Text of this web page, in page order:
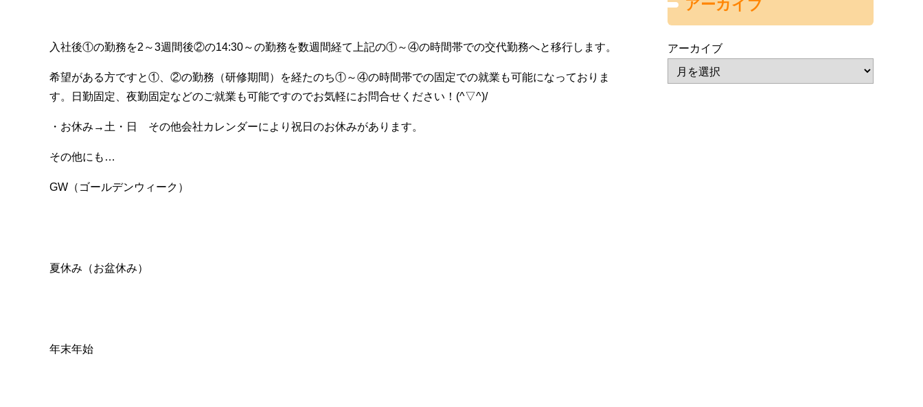
入社後①の勤務を2～3週間後②の14:30～の勤務を数週間経て上記の①～④の時間帯での交代勤務へと移行します。
希望がある方ですと①、②の勤務（研修期間）を経たのち①～④の時間帯での固定での就業も可能になっておりま
す。日勤固定、夜勤固定などのご就業も可能ですのでお気軽にお問合せください！(^▽^)/
・お休み→土・日 その他会社カレンダーにより祝日のお休みがあります。
その他にも…
GW（ゴールデンウィーク）
夏休み（お盆休み）
年末年始
アーカイブ
アーカイブ